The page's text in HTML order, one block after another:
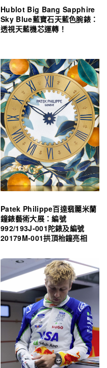
Hublot Big Bang Sapphire
Sky Blue藍寶石天藍色腕錶：
透視天藍機芯運轉！
Patek Philippe百達翡麗米蘭
鐘錶藝術大展：編號
992/193J-001陀錶及編號
20179M-001拱頂枱鐘亮相